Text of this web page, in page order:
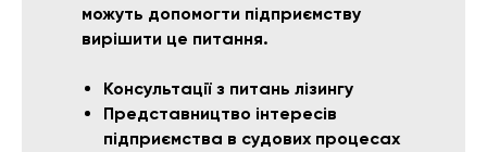
можуть допомогти підприємству
вирішити це питання.
Консультації з питань лізингу
Представництво інтересів
підприємства в судових процесах